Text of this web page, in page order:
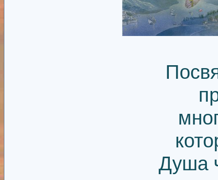
Душа